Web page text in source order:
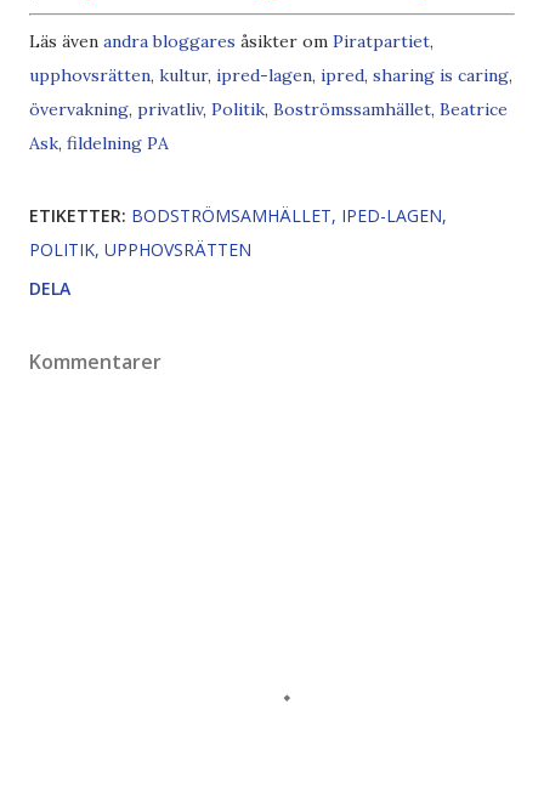
Läs även andra bloggares åsikter om Piratpartiet,
upphovsrätten, kultur, ipred-lagen, ipred, sharing is caring,
övervakning, privatliv, Politik, Boströmssamhället, Beatrice
Ask, fildelning PA
ETIKETTER: BODSTRÖMSAMHÄLLET IPED-LAGEN
POLITIK UPPHOVSRÄTTEN
DELA
Kommentarer